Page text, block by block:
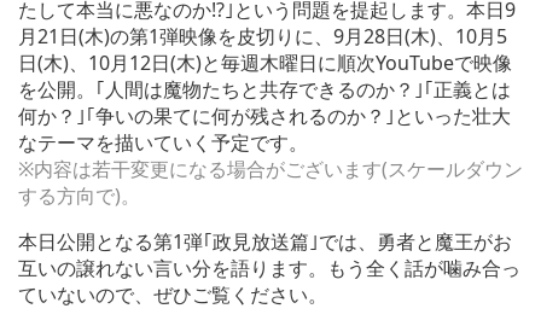
たして本当に悪なのか!?｣という問題を提起します。本日9
月21日(木)の第1弾映像を皮切りに、9月28日(木)、10月5
日(木)、10月12日(木)と毎週木曜日に順次YouTubeで映像
を公開。｢人間は魔物たちと共存できるのか？｣｢正義とは
何か？｣｢争いの果てに何が残されるのか？｣といった壮大
なテーマを描いていく予定です。
※内容は若干変更になる場合がございます(スケールダウン
する方向で)。
本日公開となる第1弾｢政見放送篇｣では、勇者と魔王がお
互いの譲れない言い分を語ります。もう全く話が噛み合っ
ていないので、ぜひご覧ください。